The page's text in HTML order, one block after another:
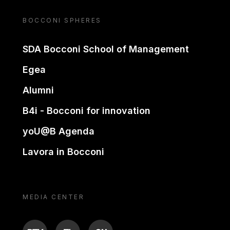
BOCCONI SPHERES
SDA Bocconi School of Management
Egea
Alumni
B4i - Bocconi for innovation
yoU@B Agenda
Lavora in Bocconi
MEDIA CENTER
BTV TL ON